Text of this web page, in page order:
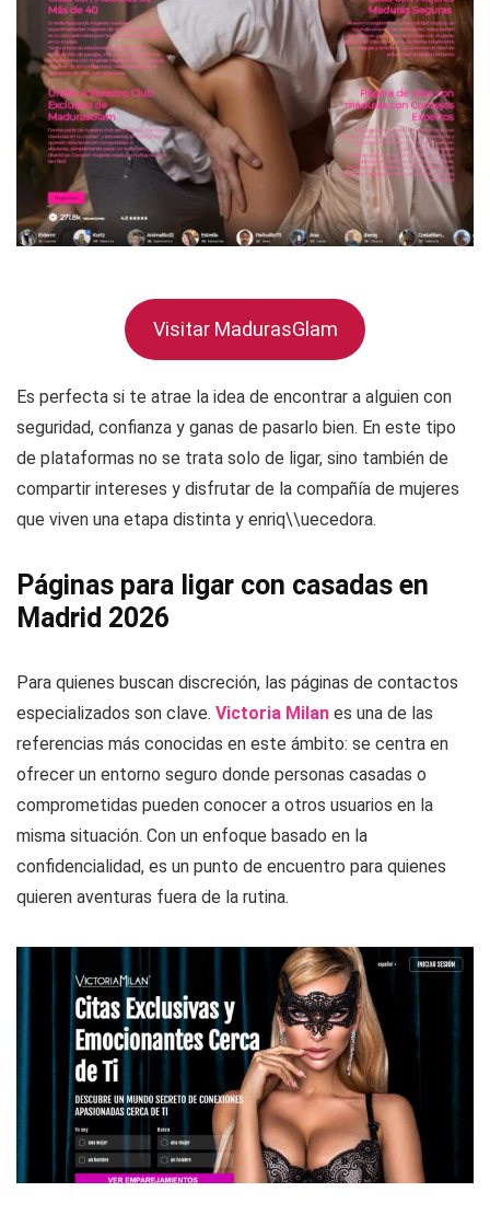
Visitar MadurasGlam
Es perfecta si te atrae la idea de encontrar a alguien con
seguridad, confianza y ganas de pasarlo bien. En este tipo
de plataformas no se trata solo de ligar, sino también de
compartir intereses y disfrutar de la compañía de mujeres
que viven una etapa distinta y enriq\\uecedora.
Páginas para ligar con casadas en
Madrid 2026
Para quienes buscan discreción, las páginas de contactos
especializados son clave. Victoria Milan es una de las
referencias más conocidas en este ámbito: se centra en
ofrecer un entorno seguro donde personas casadas o
comprometidas pueden conocer a otros usuarios en la
misma situación. Con un enfoque basado en la
confidencialidad, es un punto de encuentro para quienes
quieren aventuras fuera de la rutina.